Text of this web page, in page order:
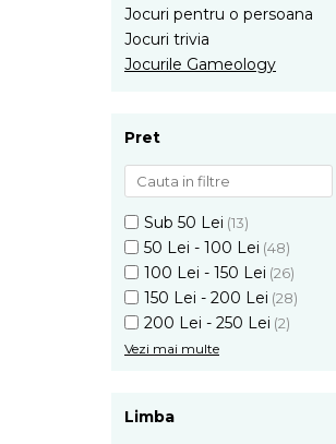
Jocuri cooperative
Vezi toate jocurile de societate
Jocuri pentru o persoana
Jocuri trivia
Jocurile Gameology
Pret
Sub 50 Lei (13)
50 Lei - 100 Lei (48)
100 Lei - 150 Lei (26)
150 Lei - 200 Lei (28)
200 Lei - 250 Lei (2)
Vezi mai multe
Limba